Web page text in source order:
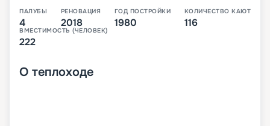
ПАЛУБЫ
4
РЕНОВАЦИЯ
2018
ГОД ПОСТРОЙКИ
1980
КОЛИЧЕСТВО КАЮТ
116
ВМЕСТИМОСТЬ (ЧЕЛОВЕК)
222
О теплоходе